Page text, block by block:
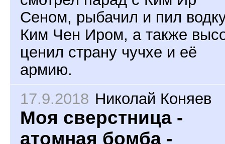
Сеном, рыбачил и пил
Ким Чен Иром, а также
ценил страну чучхе и её
армию.
17.9.2018 Николай Коняев
Моя сверстница -
атомная бомба -